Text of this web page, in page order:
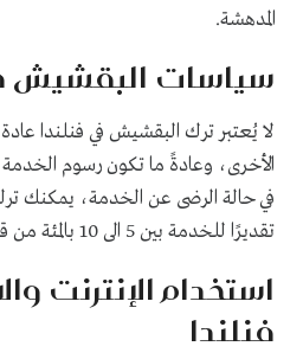
المدهشة.
سياسات البقشيش
لا يُعتبر ترك البقشيش في فنلندا
الأخرى، وعادةً ما تكون رسوم الخدمة
في حالة الرضى عن الخدمة،
تقديرًا للخدمة بين 5 الى 10 بالمئة من قيمة الفاتورة.
استخدام الإنترنت
فنلندا